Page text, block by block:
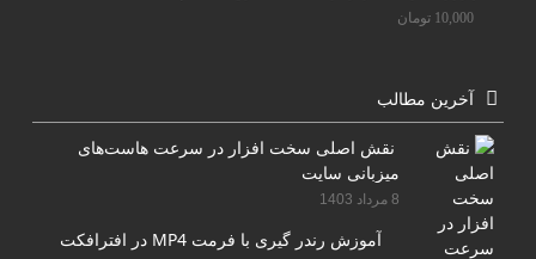
10,000 تومان
آخرین مطالب
نقش اصلی سخت افزار در سرعت هاست‌های
میزبانی سایت
8 مرداد 1403
آموزش رندر گیری با فرمت MP4 در افترافکت